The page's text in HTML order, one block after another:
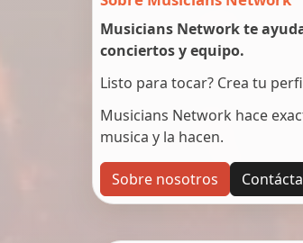
Musicians Network te
conciertos y equipo.
Listo para tocar? Crea tu
Musicians Network hace
musica y la hacen.
Sobre nosotros